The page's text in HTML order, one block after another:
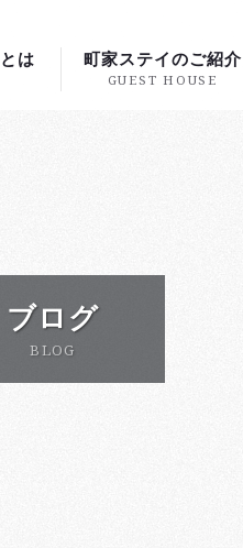
は 町家ステイのご紹介
GUEST HOUSE
ブログ
BLOG